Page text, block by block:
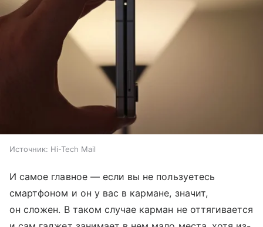
Источник: Hi-Tech Mail
И самое главное — если вы не пользуетесь
смартфоном и он у вас в кармане, значит,
он сложен. В таком случае карман не оттягивается